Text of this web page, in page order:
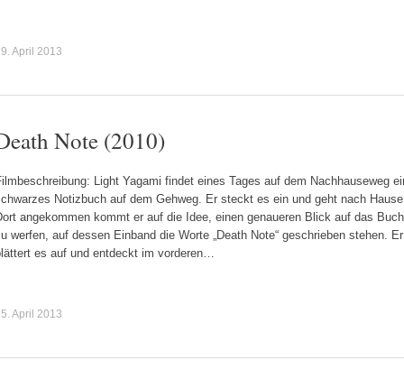
April 2013
Note (2010)
Light Yagami findet eines Tages auf dem Nachhauseweg
Notizbuch auf dem Gehweg. Er steckt es ein und geht nach
angekommen kommt er auf die Idee, einen genaueren Blick auf das Buch
werfen, auf dessen Einband die Worte „Death Note“ geschrieben stehen. Er
es auf und entdeckt im vorderen…
April 2013